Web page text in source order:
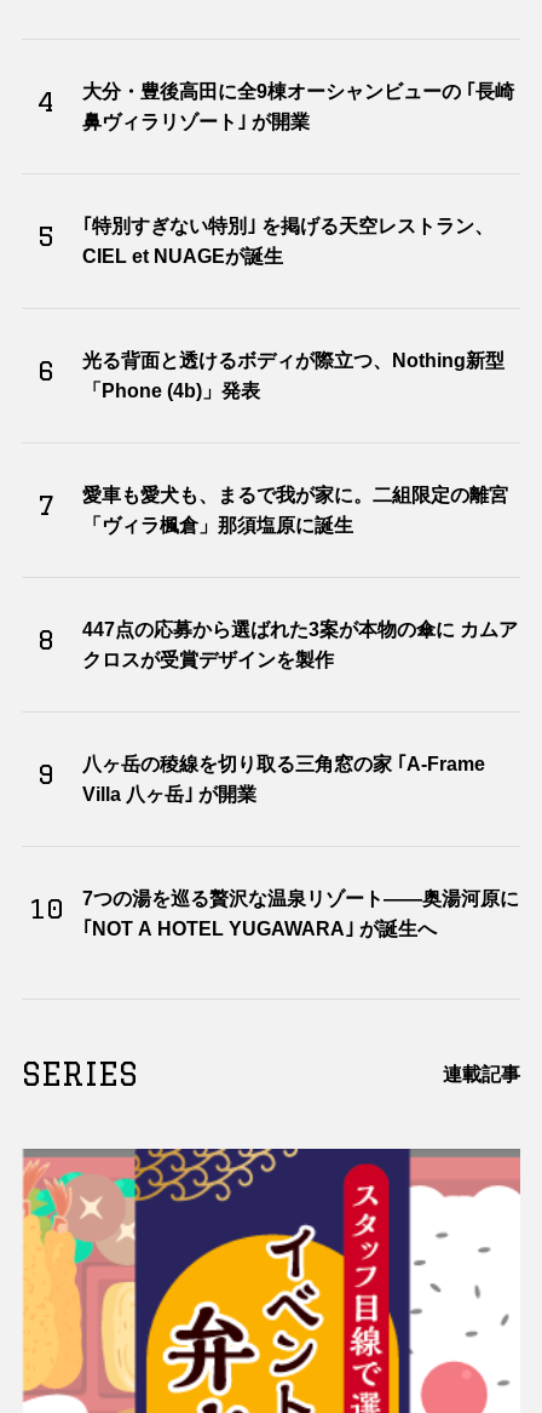
4
大分・豊後高田に全9棟オーシャンビューの ｢長崎
鼻ヴィラリゾート｣ が開業
5
｢特別すぎない特別｣ を掲げる天空レストラン、
CIEL et NUAGEが誕生
6
光る背面と透けるボディが際立つ、Nothing新型
「Phone (4b)」発表
7
愛車も愛犬も、まるで我が家に。二組限定の離宮
「ヴィラ楓倉」那須塩原に誕生
8
447点の応募から選ばれた3案が本物の傘に カムア
クロスが受賞デザインを製作
9
八ヶ岳の稜線を切り取る三角窓の家 ｢A-Frame
Villa 八ヶ岳｣ が開業
10
7つの湯を巡る贅沢な温泉リゾート――奥湯河原に
｢NOT A HOTEL YUGAWARA｣ が誕生へ
SERIES 連載記事